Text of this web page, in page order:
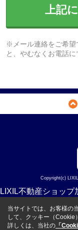
上記
※メール連絡をご希望
と、やむなくお電話
Copyright(c)
LIXIL不動産ショップ
当サイトでは、お客様の
して、クッキー（Cookie
詳しくは、当社の 「